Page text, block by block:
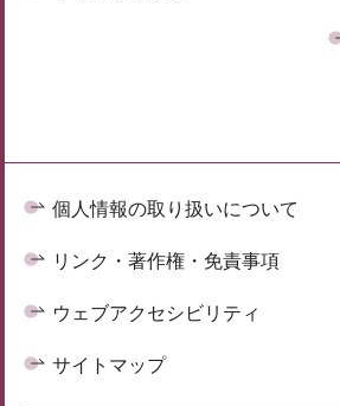
個人情報の取り扱いについて
リンク・著作権・免責事項
ウェブアクセシビリティ
サイトマップ